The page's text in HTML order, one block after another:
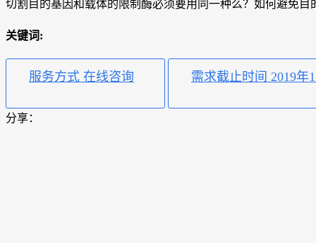
切割目的基因和载体的限制酶必须要用同一种么？如何避免目
关键词:
服务方式 在线咨询 需求截止时间 2019年
分享：